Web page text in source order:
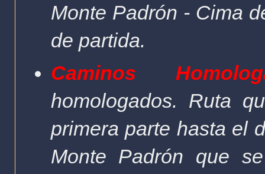
Monte Padrón - Cima
de partida.
Caminos
homologados. Ruta
primera parte hasta el
Monte Padrón que